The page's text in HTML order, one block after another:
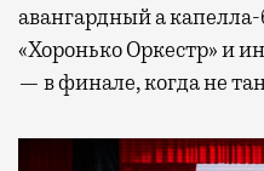
авангардный а
«Хоронько Оркестр» и
— в финале, когда не